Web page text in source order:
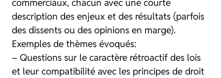
description des enjeux et des résultats (parfois
des dissents ou des opinions en marge).
Exemples de thèmes évoqués:
– Questions sur le caractère rétroactif des lois
et leur compatibilité avec les principes de droit